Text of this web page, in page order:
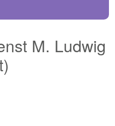
M. Ludwig